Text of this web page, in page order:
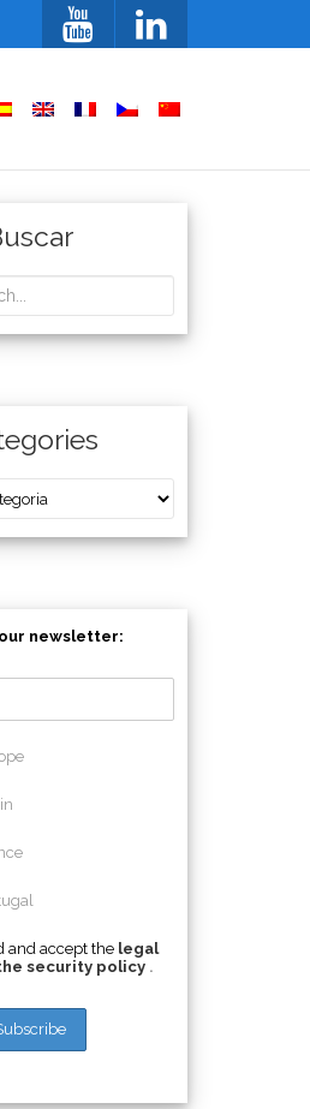
newsletter:
and accept the legal
security policy .